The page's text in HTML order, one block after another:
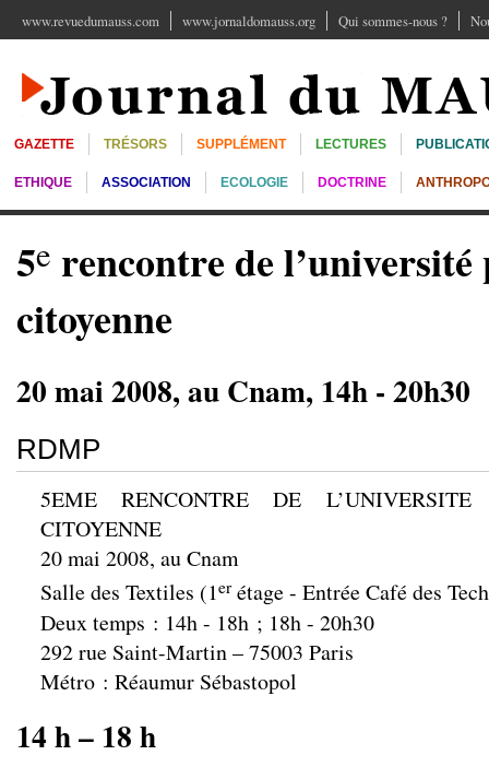
www.revuedumauss.com www.jornaldomauss.org Qui sommes-nous ?
GAZETTE TRÉSORS SUPPLÉMENT LECTURES
ETHIQUE ASSOCIATION ECOLOGIE DOCTRINE
5e rencontre de
citoyenne
20 mai 2008, au Cnam, 14h - 20h30
RDMP
5EME RENCONTRE DE
CITOYENNE
20 mai 2008, au Cnam
Salle des Textiles (1er étage - Entrée Café des
Deux temps : 14h - 18h ; 18h - 20h30
292 rue Saint-Martin – 75003 Paris
Métro : Réaumur Sébastopol
14 h – 18 h